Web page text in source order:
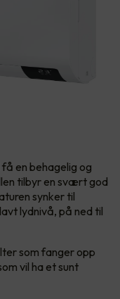
en behagelig og
tilbyr en svært god
synker til
lydnivå, på ned til
som fanger opp
vil ha et sunt